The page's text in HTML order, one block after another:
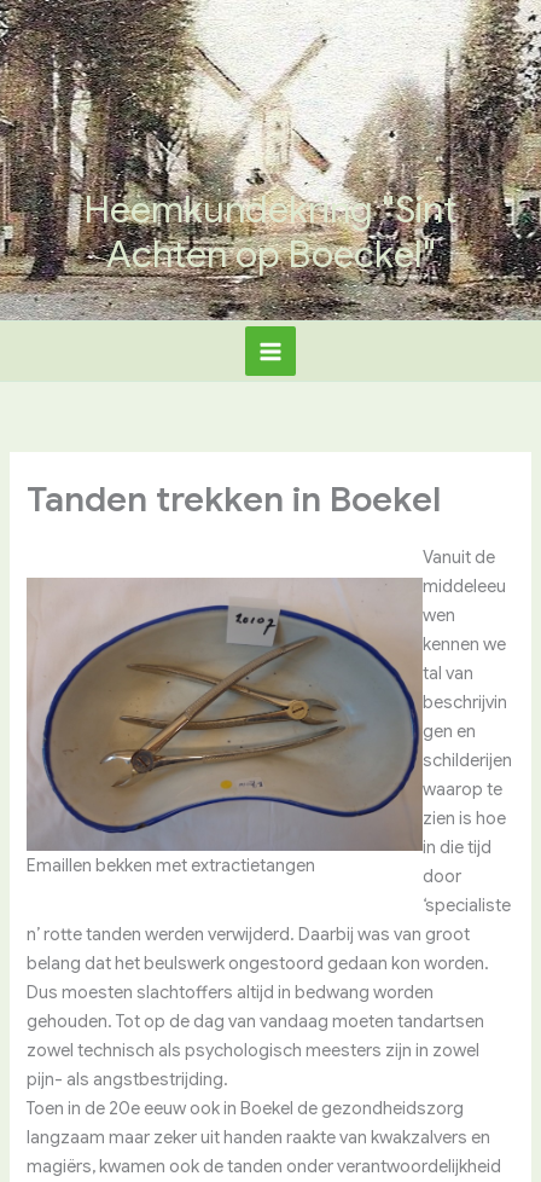
Ga
naar
de
inhoud
Heemkundekring "Sint
Achten op Boeckel"
Tanden trekken in Boekel
Emaillen bekken met extractietangen
Vanuit de
middeleeu
wen
kennen we
tal van
beschrijvin
gen en
schilderijen
waarop te
zien is hoe
in die tijd
door
‘specialiste
n’ rotte tanden werden verwijderd. Daarbij was van groot
belang dat het beulswerk ongestoord gedaan kon worden.
Dus moesten slachtoffers altijd in bedwang worden
gehouden. Tot op de dag van vandaag moeten tandartsen
zowel technisch als psychologisch meesters zijn in zowel
pijn- als angstbestrijding.
Toen in de 20e eeuw ook in Boekel de gezondheidszorg
langzaam maar zeker uit handen raakte van kwakzalvers en
magiërs, kwamen ook de tanden onder verantwoordelijkheid